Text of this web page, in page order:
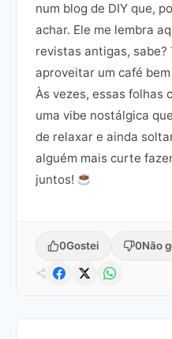
num blog de DIY que,
achar. Ele me lembra
revistas antigas, sabe?
aproveitar um café
Às vezes, essas folhas
uma vibe nostálgica
de relaxar e ainda
alguém mais curte
juntos!
0Gostei 0Não